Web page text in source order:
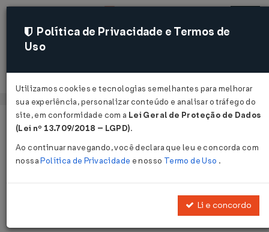
Acessar
Página Inicial Legislações
Resolução BACEN nº 2.607 de
Política de Privacidade e Termos de
Uso
Utilizamos cookies e tecnologias semelhantes para melhorar
sua experiência, personalizar conteúdo e analisar o tráfego do
site, em conformidade com a Lei Geral de Proteção de Dados
(Lei nº 13.709/2018 – LGPD).
Ao continuar navegando, você declara que leu e concorda com
nossaPolítica de Privacidade e nosso Termo de Uso .
Li e concordo